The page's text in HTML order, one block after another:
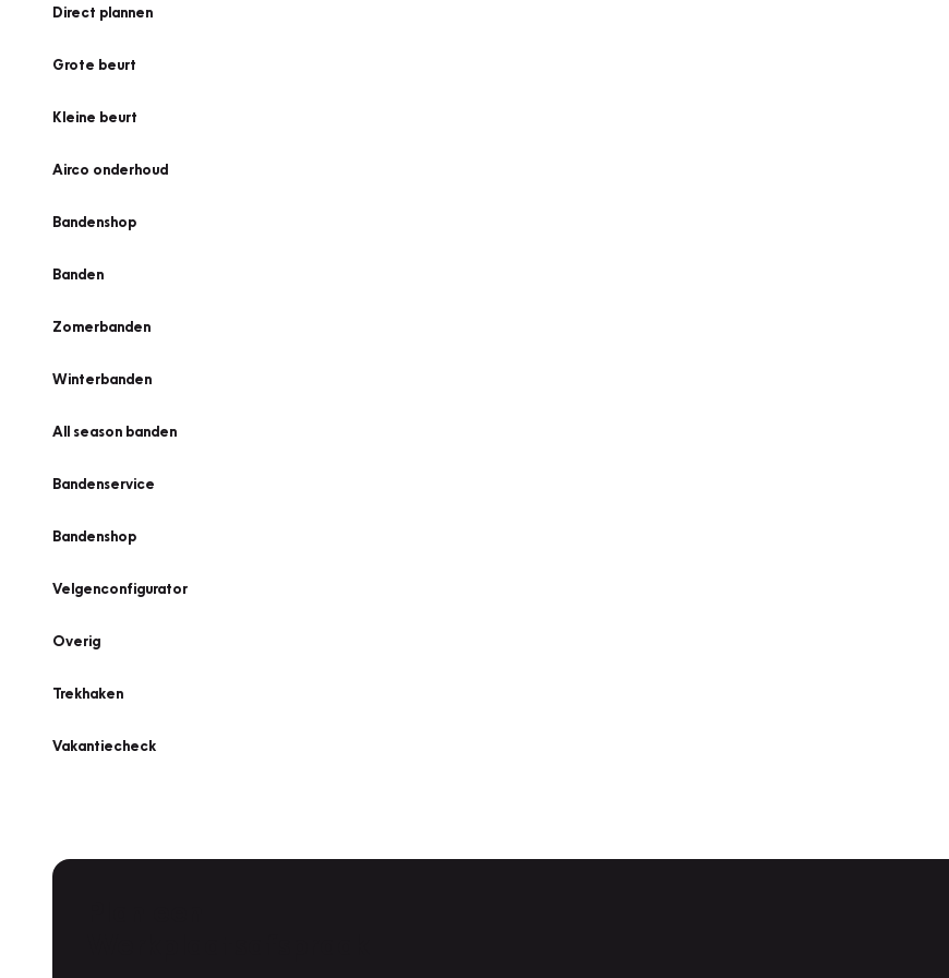
Direct plannen
Grote beurt
Kleine beurt
Airco onderhoud
Bandenshop
Banden
Zomerbanden
Winterbanden
All season banden
Bandenservice
Bandenshop
Velgenconfigurator
Overig
Trekhaken
Vakantiecheck